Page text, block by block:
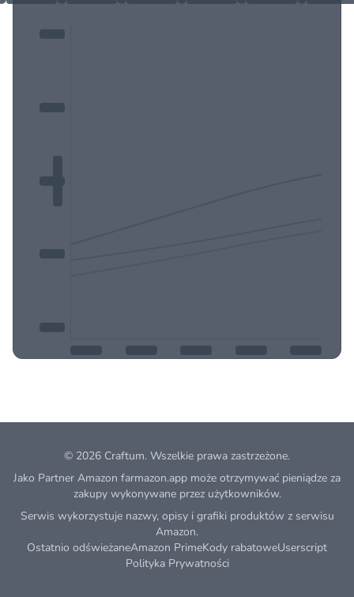
© 2026 Craftum. Wszelkie prawa zastrzeżone.
Jako Partner Amazon farmazon.app może otrzymywać pieniądze za
zakupy wykonywane przez użytkowników.
Serwis wykorzystuje nazwy, opisy i grafiki produktów z serwisu
Amazon.
Ostatnio odświeżaneAmazon PrimeKody rabatoweUserscript
Polityka Prywatności